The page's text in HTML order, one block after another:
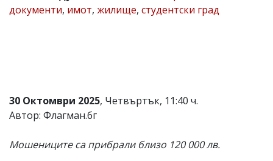
email:
от
читателите
и
не
носи
документи, имот, жилище, студентски град
30 Октомври 2025, Четвъртък, 11:40 ч.
Автор: Флагман.бг
Мошениците са прибрали близо 120 000 лв.